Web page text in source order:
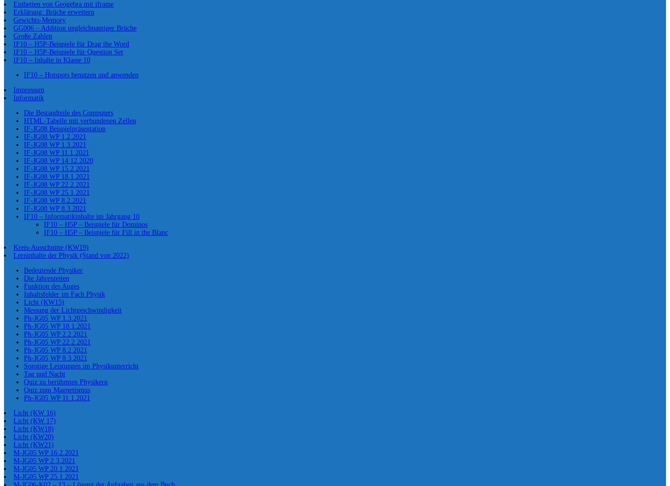
Einbetten von Geogebra mit iframe
Erklärung: Brüche erweitern
Gewichts-Memory
GG006 – Addition ungleichnamiger Brüche
Große Zahlen
IF10 – H5P-Beispiele für Drag the Word
IF10 – H5P-Beispiele für Question Set
IF10 – Inhalte in Klasse 10
IF10 – Hotspots benutzen und anwenden
Impressum
Informatik
Die Bestandteile des Computers
HTML-Tabelle mit verbundenen Zellen
IF-JG08 Beispielpräsentation
IF-JG08 WP 1.2.2021
IF-JG08 WP 1.3.2021
IF-JG08 WP 11.1.2021
IF-JG08 WP 14.12.2020
IF-JG08 WP 15.2.2021
IF-JG08 WP 18.1.2021
IF-JG08 WP 22.2.2021
IF-JG08 WP 25.1.2021
IF-JG08 WP 8.2.2021
IF-JG08 WP 8.3.2021
IF10 – Informatikinhalte im Jahrgang 10
IF10 – H5P – Beispiele für Dominos
IF10 – H5P – Beispiele für Fill in the Blanc
Kreis-Ausschnitte (KW19)
Lerninhalte der Physik (Stand von 2022)
Bedeutende Physiker
Die Jahreszeiten
Funktion des Auges
Inhaltsfelder im Fach Physik
Licht (KW15)
Messung der Lichtgeschwindigkeit
Ph-JG05 WP 1.3.2021
Ph-JG05 WP 18.1.2021
Ph-JG05 WP 2.2.2021
Ph-JG05 WP 22.2.2021
Ph-JG05 WP 8.2.2021
Ph-JG05 WP 8.3.2021
Sonstige Leistungen im Physikunterricht
Tag und Nacht
Quiz zu berühmten Physikern
Quiz zum Magnetismus
Ph-JG05 WP 11.1.2021
Licht (KW 16)
Licht (KW 17)
Licht (KW18)
Licht (KW20)
Licht (KW21)
M-JG05 WP 16.2.2021
M-JG05 WP 2.3.2021
M-JG05 WP 20.1.2021
M-JG05 WP 25.1.2021